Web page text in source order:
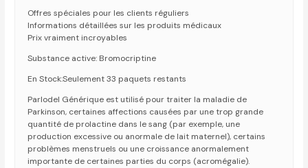
Offres spéciales pour les clients réguliers
Informations détaillées sur les produits médicaux
Prix vraiment incroyables
Substance active: Bromocriptine
En Stock:Seulement 33 paquets restants
Parlodel Générique est utilisé pour traiter la maladie de
Parkinson, certaines affections causées par une trop grande
quantité de prolactine dans le sang (par exemple, une
production excessive ou anormale de lait maternel), certains
problèmes menstruels ou une croissance anormalement
importante de certaines parties du corps (acromégalie).